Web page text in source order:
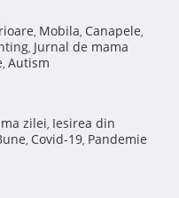
, Mobila, Canapele,
, Jurnal de mama
, Autism
zilei, Iesirea din
, Covid-19, Pandemie